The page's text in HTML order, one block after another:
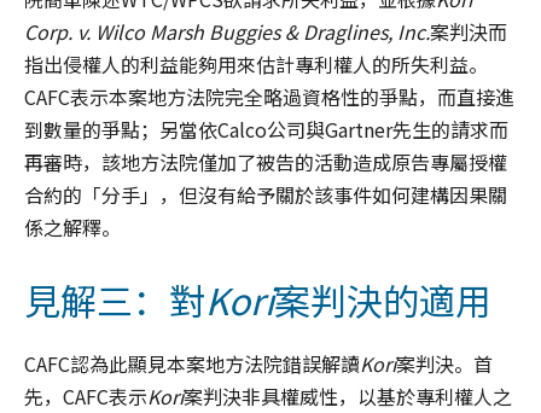
Corp. v. Wilco Marsh Buggies & Draglines, Inc.案判決而
指出侵權人的利益能夠用來估計專利權人的所失利益。
CAFC表示本案地方法院完全略過資格性的爭點，而直接進
到數量的爭點；另當依Calco公司與Gartner先生的請求而
再審時，該地方法院僅加了被告的活動造成原告專屬授權
合約的「分手」，但沒有給予關於該事件如何建構因果關
係之解釋。
見解三：對Kori案判決的適用
CAFC認為此顯見本案地方法院錯誤解讀Kori案判決。首
先，CAFC表示Kori案判決非具權威性，以基於專利權人之